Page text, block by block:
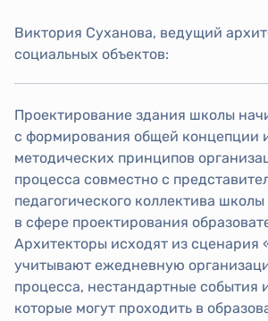
Виктория Суханова, ведущий
социальных объектов:
Проектирование здания школы
с формирования общей концепции
методических принципов
процесса совместно с
педагогического коллектива
в сфере проектирования
Архитекторы исходят из
учитывают ежедневную
процесса, нестандартные события
которые могут проходить в